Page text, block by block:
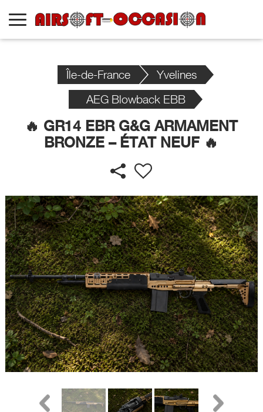
Île-de-France
Yvelines
AEG Blowback EBB
🔥 GR14 EBR G&G ARMAMENT
BRONZE – ÉTAT NEUF 🔥